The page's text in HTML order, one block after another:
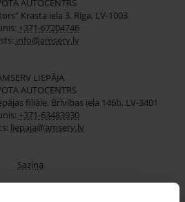
AUTOCENTRS
Krasta iela 3, Rīga, LV-1003
+371-67204746
info@amserv.lv
LIEPĀJA
AUTOCENTRS
filiāle, Brīvības iela 146b, LV-3401
+371-63483930
liepaja@amserv.lv
Saziņa